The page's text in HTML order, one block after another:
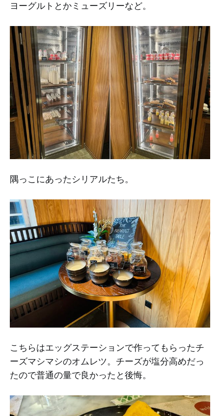
ヨーグルトとかミューズリーなど。
隅っこにあったシリアルたち。
こちらはエッグステーションで作ってもらったチ
ーズマシマシのオムレツ。チーズが塩分高めだっ
たので普通の量で良かったと後悔。